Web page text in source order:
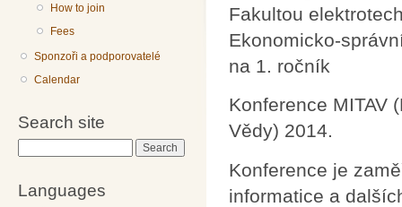
How to join
Fees
Sponzoři a podporovatelé
Calendar
Search site
Languages
Fakultou
Ekonomicko-
na 1. ročník
Konference MITAV
Vědy) 2014.
Konference je
informatice a